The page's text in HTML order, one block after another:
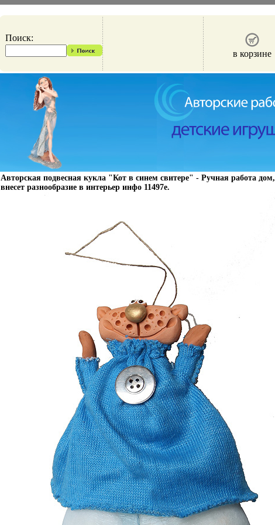
Поиск:
в корзине
Авторская подвесная кукла "Кот в синем свитере" - Ручная работа дом,
внесет разнообразие в интерьер инфо 11497e.